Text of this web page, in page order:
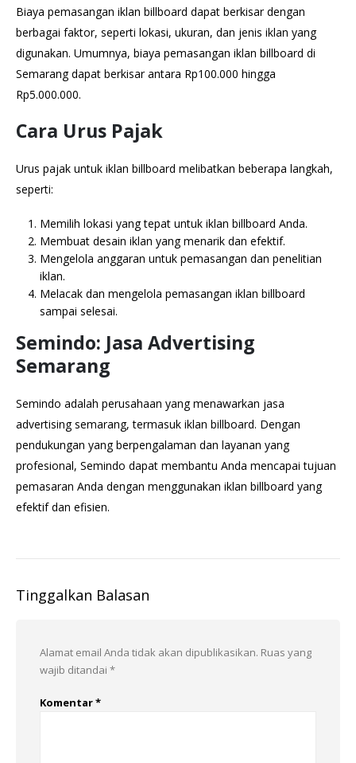
Biaya pemasangan iklan billboard dapat berkisar dengan
berbagai faktor, seperti lokasi, ukuran, dan jenis iklan yang
digunakan. Umumnya, biaya pemasangan iklan billboard di
Semarang dapat berkisar antara Rp100.000 hingga
Rp5.000.000.
Cara Urus Pajak
Urus pajak untuk iklan billboard melibatkan beberapa langkah,
seperti:
Memilih lokasi yang tepat untuk iklan billboard Anda.
Membuat desain iklan yang menarik dan efektif.
Mengelola anggaran untuk pemasangan dan penelitian
iklan.
Melacak dan mengelola pemasangan iklan billboard
sampai selesai.
Semindo: Jasa Advertising
Semarang
Semindo adalah perusahaan yang menawarkan jasa
advertising semarang, termasuk iklan billboard. Dengan
pendukungan yang berpengalaman dan layanan yang
profesional, Semindo dapat membantu Anda mencapai tujuan
pemasaran Anda dengan menggunakan iklan billboard yang
efektif dan efisien.
Tinggalkan Balasan
Alamat email Anda tidak akan dipublikasikan. Ruas yang
wajib ditandai *
Komentar*